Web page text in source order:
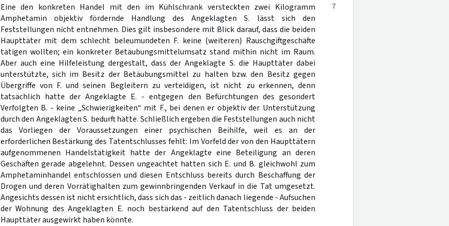
7
Eine den konkreten Handel mit den im Kühlschrank versteckten zwei Kilogramm
Amphetamin objektiv fördernde Handlung des Angeklagten S. lässt sich den
Feststellungen nicht entnehmen. Dies gilt insbesondere mit Blick darauf, dass die beiden
Haupttäter mit dem schlecht beleumundeten F. keine (weiteren) Rauschgiftgeschäfte
tätigen wollten; ein konkreter Betäubungsmittelumsatz stand mithin nicht im Raum.
Aber auch eine Hilfeleistung dergestalt, dass der Angeklagte S. die Haupttäter dabei
unterstützte, sich im Besitz der Betäubungsmittel zu halten bzw. den Besitz gegen
Übergriffe von F. und seinen Begleitern zu verteidigen, ist nicht zu erkennen, denn
tatsächlich hatte der Angeklagte E. - entgegen den Befürchtungen des gesondert
Verfolgten B. - keine „Schwierigkeiten“ mit F., bei denen er objektiv der Unterstützung
durch den Angeklagten S. bedurft hätte. Schließlich ergeben die Feststellungen auch nicht
das Vorliegen der Voraussetzungen einer psychischen Beihilfe, weil es an der
erforderlichen Bestärkung des Tatentschlusses fehlt: Im Vorfeld der von den Haupttätern
aufgenommenen Handelstätigkeit hatte der Angeklagte eine Beteiligung an deren
Geschäften gerade abgelehnt. Dessen ungeachtet hatten sich E. und B. gleichwohl zum
Amphetaminhandel entschlossen und diesen Entschluss bereits durch Beschaffung der
Drogen und deren Vorrätighalten zum gewinnbringenden Verkauf in die Tat umgesetzt.
Angesichts dessen ist nicht ersichtlich, dass sich das - zeitlich danach liegende - Aufsuchen
der Wohnung des Angeklagten E. noch bestärkend auf den Tatentschluss der beiden
Haupttäter ausgewirkt haben könnte.